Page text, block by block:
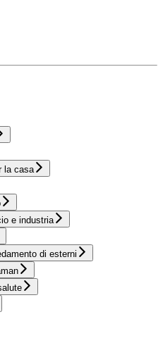
la casa
e industria
di esterni